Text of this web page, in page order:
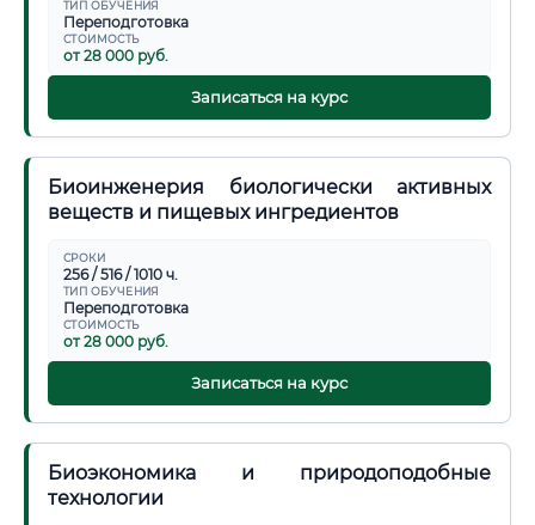
ТИП ОБУЧЕНИЯ
Переподготовка
СТОИМОСТЬ
от 28 000 руб.
Записаться на курс
Биоинженерия биологически активных
веществ и пищевых ингредиентов
СРОКИ
256 / 516 / 1010 ч.
ТИП ОБУЧЕНИЯ
Переподготовка
СТОИМОСТЬ
от 28 000 руб.
Записаться на курс
Биоэкономика и природоподобные
технологии